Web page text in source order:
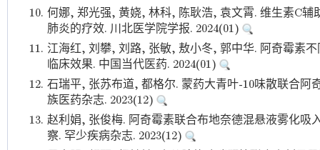
10. 何娜, 郑光强, 黄娆, 林科, 陈耿浩, 袁文霄. 维生素C辅
肺炎的疗效. 川北医学院学报. 2024(01)
11. 江海红, 刘攀, 刘路, 张敏, 敖小冬, 郭中华. 阿奇霉素
临床效果. 中国当代医药. 2024(01)
12. 石瑞平, 张苏布道, 都格尔. 蒙药大青叶-10味散联合阿
族医药杂志. 2023(12)
13. 赵利娟, 张俊梅. 阿奇霉素联合布地奈德混悬液雾化吸
察. 罕少疾病杂志. 2023(12)